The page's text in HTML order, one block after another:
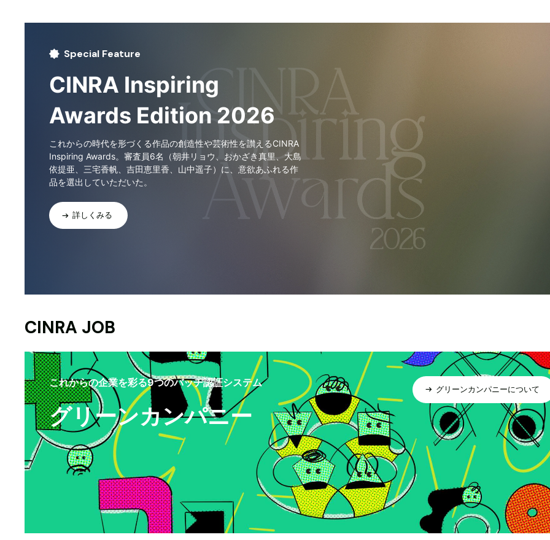
Special Feature
CINRA Inspiring
Awards Edition 2026
これからの時代を形づくる作品の創造性や芸術性を讃えるCINRA
Inspiring Awards。審査員6名（朝井リョウ、おかざき真里、大島
依提亜、三宅香帆、吉田恵里香、山中遥子）に、意欲あふれる作
品を選出していただいた。
詳しくみる
CINRA JOB
これからの企業を彩る9つのバッヂ認証システム
グリーンカンパニー
グリーンカンパニーについて